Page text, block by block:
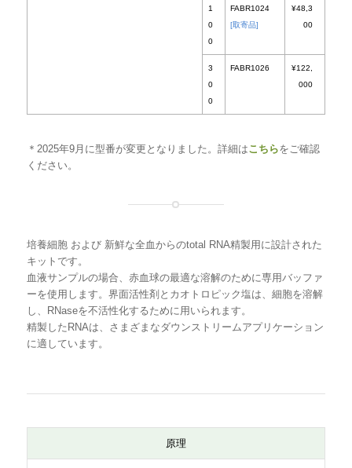
FavorPrep™ Blood/Cultured Cells Total RNA
Extraction Mini Kit
5
0
3
0
0
＊2025年9月に型番が変更となりました。詳細はこちらをご確認
ください。
培養細胞 および 新鮮な全血からのtotal RNA精製用に設計された
キットです。
血液サンプルの場合、赤血球の最適な溶解のために専用バッファ
ーを使用します。界面活性剤とカオトロピック塩は、細胞を溶解
し、RNaseを不活性化するために用いられます。
精製したRNAは、さまざまなダウンストリームアプリケーション
に適しています。
原理